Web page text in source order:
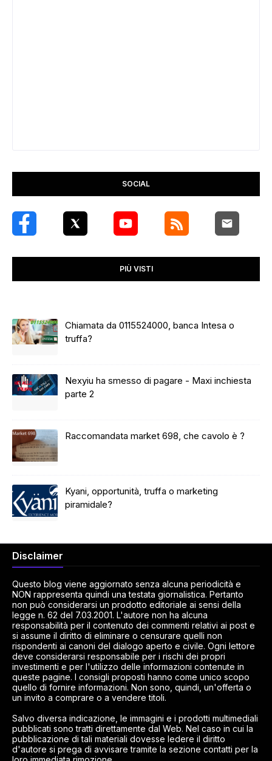
SOCIAL
PIÙ VISTI
Chiamata da 0115524000, banca Intesa o
truffa?
Nexyiu ha smesso di pagare - Maxi inchiesta
parte 2
Raccomandata market 698, che cavolo è ?
Kyani, opportunità, truffa o marketing
piramidale?
Disclaimer
Questo blog viene aggiornato senza alcuna periodicità e
NON rappresenta quindi una testata giornalistica. Pertanto
non può considerarsi un prodotto editoriale ai sensi della
legge n. 62 del 7.03.2001. L'autore non ha alcuna
responsabilità per il contenuto dei commenti relativi ai post e
si assume il diritto di eliminare o censurare quelli non
rispondenti ai canoni del dialogo aperto e civile. Ogni lettore
deve considerarsi responsabile per i rischi dei propri
investimenti e per l'utilizzo delle informazioni contenute in
queste pagine. I consigli proposti hanno come unico scopo
quello di fornire informazioni. Non sono, quindi, un'offerta o
un invito a comprare o a vendere titoli.
Salvo diversa indicazione, le immagini e i prodotti multimediali
pubblicati sono tratti direttamente dal Web. Nel caso in cui la
pubblicazione di tali materiali dovesse ledere il diritto
d'autore si prega di avvisare tramite la sezione contatti per la